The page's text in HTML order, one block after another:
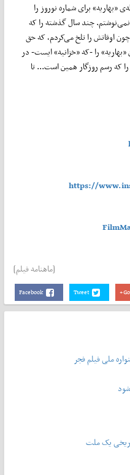
برای شماره نوروز را
چند سال گذشته را که
اوقاتش را تلخ می‌کردم، که حق
را -که «خزانیه» ایست- در
که رسم روزگار همین است... تا
https://
[ماهنامه فیلم]
Facebook Tweet
ملی فیلم فجر
یک ملت